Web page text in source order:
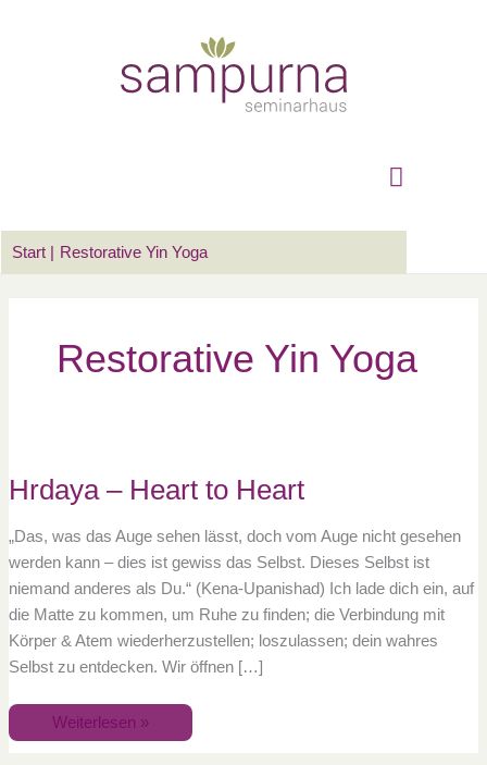
Start Restorative Yin Yoga
Restorative Yin Yoga
Hrdaya – Heart to Heart
„Das, was das Auge sehen lässt, doch vom Auge nicht gesehen
werden kann – dies ist gewiss das Selbst. Dieses Selbst ist
niemand anderes als Du.“ (Kena-Upanishad) Ich lade dich ein, auf
die Matte zu kommen, um Ruhe zu finden; die Verbindung mit
Körper & Atem wiederherzustellen; loszulassen; dein wahres
Selbst zu entdecken. Wir öffnen […]
to
Heart
Weiterlesen »